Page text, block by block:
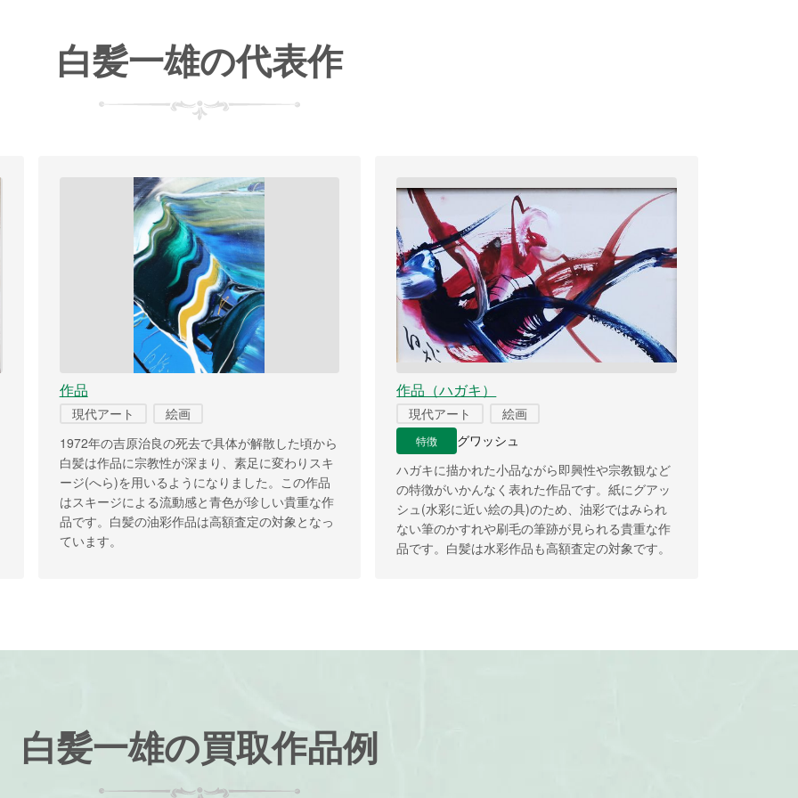
白髪一雄の代表作
作品
現代アート
絵画
1972年の吉原治良の死去で具体が解散した頃から
白髪は作品に宗教性が深まり、素足に変わりスキ
ージ(へら)を用いるようになりました。この作品
はスキージによる流動感と青色が珍しい貴重な作
品です。白髪の油彩作品は高額査定の対象となっ
ています。
作品（ハガキ）
現代アート 絵画
特徴 グワッシュ
ハガキに描かれた小品ながら即興性や宗教観など
の特徴がいかんなく表れた作品です。紙にグアッ
シュ(水彩に近い絵の具)のため、油彩ではみられ
ない筆のかすれや刷毛の筆跡が見られる貴重な作
品です。白髪は水彩作品も高額査定の対象です。
白髪一雄の買取作品例